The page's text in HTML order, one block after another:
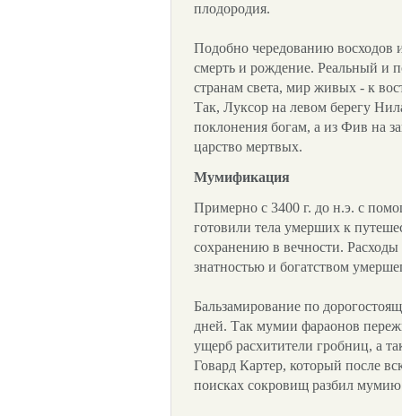
плодородия.
Подобно чередованию восходов
смерть и рождение. Реальный и
странам света, мир живых - к
Так, Луксор на левом берегу
поклонения богам, а из Фив на
царство мертвых.
Мумификация
Примерно с 3400 г. до н.э. с
готовили тела умерших к
сохранению в вечности.
знатностью и богатством
Бальзамирование по
дней. Так мумии фараонов
ущерб расхитители гробниц, а
Говард Картер, который после
поисках сокровищ разбил